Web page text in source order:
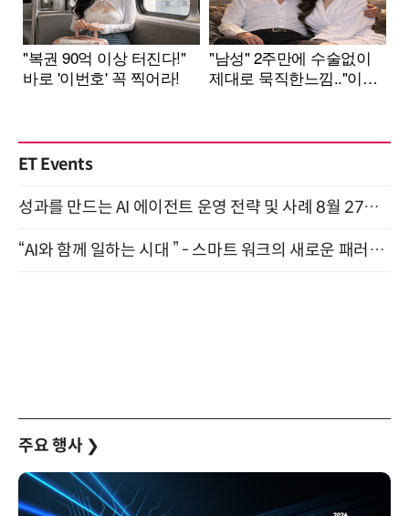
ET Events
성과를 만드는 AI 에이전트 운영 전략 및 사례 8월 27일 개최
“AI와 함께 일하는 시대 ” - 스마트 워크의 새로운 패러다임 (9/11)
주요 행사 ❯